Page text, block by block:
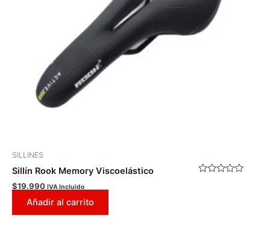
SILLINES
Sillín Rook Memory Viscoelástico
$19.990 IVA Incluido
Añadir al carrito